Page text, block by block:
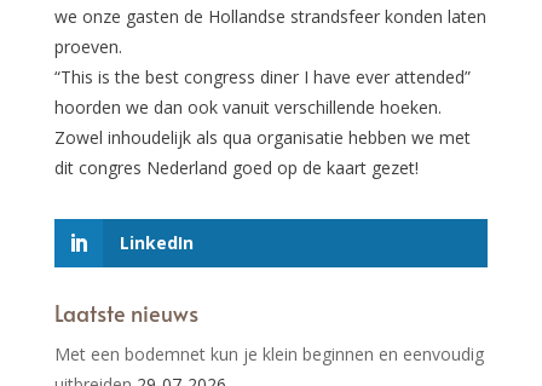
we onze gasten de Hollandse strandsfeer konden laten
proeven.
“This is the best congress diner I have ever attended”
hoorden we dan ook vanuit verschillende hoeken.
Zowel inhoudelijk als qua organisatie hebben we met
dit congres Nederland goed op de kaart gezet!
LinkedIn
Laatste nieuws
Met een bodemnet kun je klein beginnen en eenvoudig